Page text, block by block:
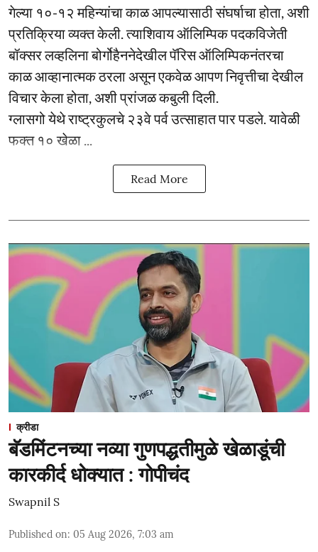
गेल्या १०-१२ महिन्यांचा काळ आपल्यासाठी संघर्षाचा होता, अशी
प्रतिक्रिया व्यक्त केली. त्याशिवाय ऑलिम्पिक पदकविजेती
बॉक्सर लव्हलिना बोर्गोहैननेदेखील पॅरिस ऑलिम्पिकनंतरचा
काळ आव्हानात्मक ठरला असून एकवेळ आपण निवृत्तीचा देखील
विचार केला होता, अशी प्रांजळ कबुली दिली.
ग्लासगो येथे राष्ट्रकुलचे २३वे पर्व उत्साहात पार पडले. यावेळी
फक्त १० खेळा ...
Read More
क्रीडा
बॅडमिंटनच्या नव्या गुणपद्धतीमुळे खेळाडूंची
कारकीर्द धोक्यात : गोपीचंद
Swapnil S
Published on: 05 Aug 2026, 7:03 am